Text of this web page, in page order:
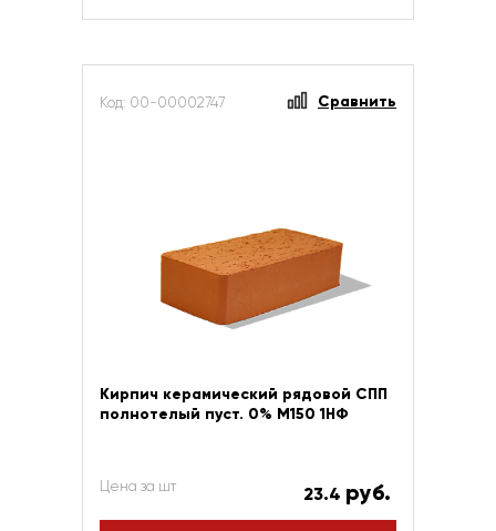
Код: 00-00002747 Сравнить
Кирпич керамический рядовой СПП
полнотелый пуст. 0% М150 1НФ
Цена за шт 23.4 руб.